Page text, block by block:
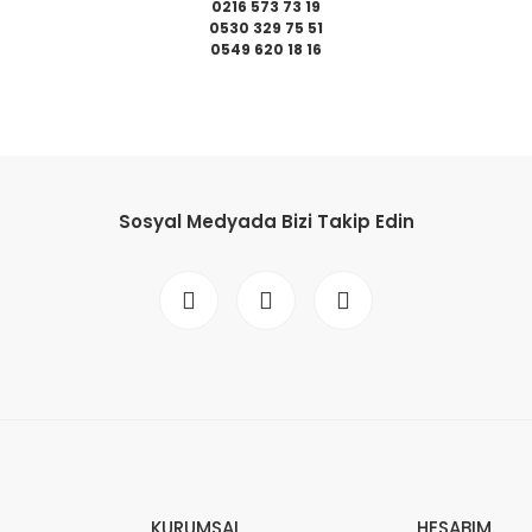
0216 573 73 19
0530 329 75 51
0549 620 18 16
Sosyal Medyada Bizi Takip Edin